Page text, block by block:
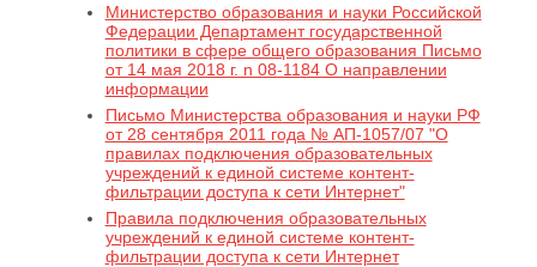
Министерство образования и науки Российской
Федерации Департамент государственной
политики в сфере общего образования Письмо
от 14 мая 2018 г. n 08-1184 О направлении
информации
Письмо Министерства образования и науки РФ
от 28 сентября 2011 года № АП-1057/07 "О
правилах подключения образовательных
учреждений к единой системе контент-
фильтрации доступа к сети Интернет"
Правила подключения образовательных
учреждений к единой системе контент-
фильтрации доступа к сети Интернет